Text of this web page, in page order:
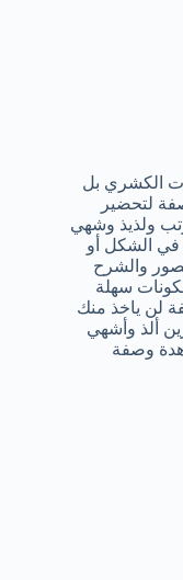
الكشري بل
لتحضير
ولذيذ وشهي
في الشكل أو
والشرح
سهلة
لن ياخذ منك
ألذ وأشهي
وصفة